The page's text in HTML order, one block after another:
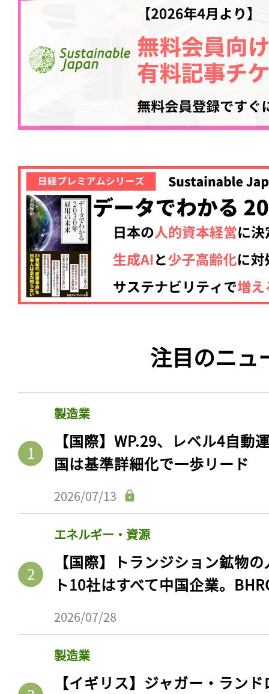
注目のニュ
製造業
【国際】WP.29、レベル4自動
国は基準詳細化で一歩リード
2026/07/13
エネルギー・資源
【国際】トランジション鉱物
ト10社はすべて中国企業。
2026/07/28
製造業
【イギリス】ジャガー・ラン